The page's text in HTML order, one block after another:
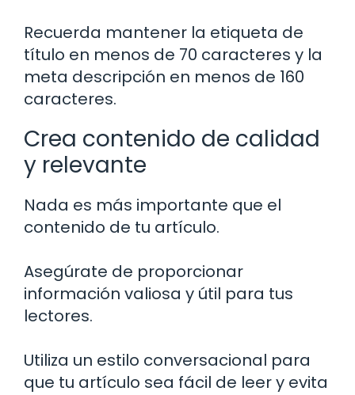
Recuerda mantener la etiqueta de
título en menos de 70 caracteres y la
meta descripción en menos de 160
caracteres.
Crea contenido de calidad
y relevante
Nada es más importante que el
contenido de tu artículo.
Asegúrate de proporcionar
información valiosa y útil para tus
lectores.
Utiliza un estilo conversacional para
que tu artículo sea fácil de leer y evita